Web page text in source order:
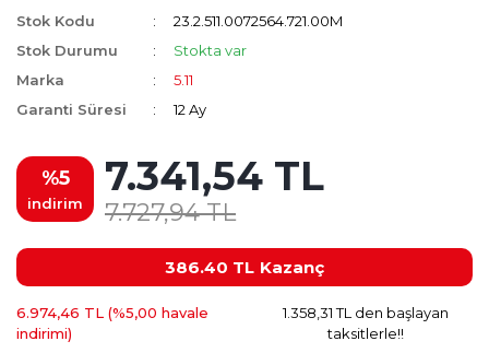
Stok Kodu
23.2.511.0072564.721.00M
Stok Durumu
Stokta var
Marka
5.11
Garanti Süresi
12 Ay
%5
indirim
7.341,54 TL
7.727,94 TL
386.40 TL Kazanç
6.974,46 TL (%5,00 havale
indirimi)
1.358,31 TL den başlayan
taksitlerle!!